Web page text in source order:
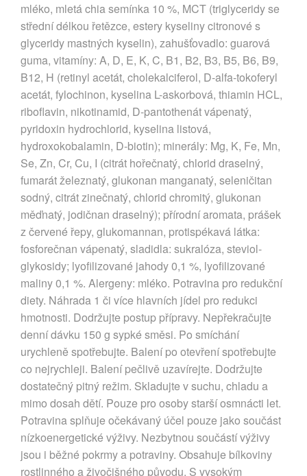
mléko, mletá chia semínka 10 %, MCT (triglyceridy se
střední délkou řetězce, estery kyseliny citronové s
glyceridy mastných kyselin), zahušťovadlo: guarová
guma, vitamíny: A, D, E, K, C, B1, B2, B3, B5, B6, B9,
B12, H (retinyl acetát, cholekalciferol, D-alfa-tokoferyl
acetát, fylochinon, kyselina L-askorbová, thiamin HCL,
riboflavin, nikotinamid, D-pantothenát vápenatý,
pyridoxin hydrochlorid, kyselina listová,
hydroxokobalamin, D-biotin); minerály: Mg, K, Fe, Mn,
Se, Zn, Cr, Cu, I (citrát hořečnatý, chlorid draselný,
fumarát železnatý, glukonan manganatý, seleničitan
sodný, citrát zinečnatý, chlorid chromitý, glukonan
měďnatý, jodičnan draselný); přírodní aromata, prášek
z červené řepy, glukomannan, protispékavá látka:
fosforečnan vápenatý, sladidla: sukralóza, steviol-
glykosidy; lyofilizované jahody 0,1 %, lyofilizované
maliny 0,1 %. Alergeny: mléko. Potravina pro redukční
diety. Náhrada 1 či více hlavních jídel pro redukci
hmotnosti. Dodržujte postup přípravy. Nepřekračujte
denní dávku 150 g sypké směsi. Po smíchání
urychleně spotřebujte. Balení po otevření spotřebujte
co nejrychleji. Balení pečlivě uzavírejte. Dodržujte
dostatečný pitný režim. Skladujte v suchu, chladu a
mimo dosah dětí. Pouze pro osoby starší osmnácti let.
Potravina splňuje očekávaný účel pouze jako součást
nízkoenergetické výživy. Nezbytnou součástí výživy
jsou i běžné pokrmy a potraviny. Obsahuje bílkoviny
rostlinného a živočišného původu. S vysokým